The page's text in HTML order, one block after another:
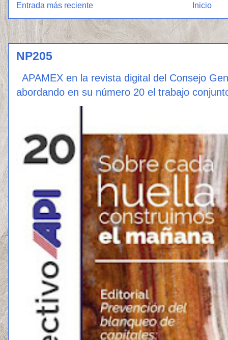
Entrada más reciente Inicio
NP205
APAMEX en la revista digital del Consejo
abordando en su número 20 el trabajo